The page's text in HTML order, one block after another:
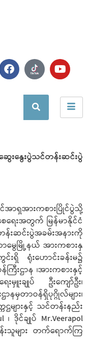
းနွေးပွဲသင်တန်းဆင်းပွဲ
အာရှအားကစားပြိုင်ပွဲသို့
ေရေးအတွက် မြန်မာနိုင်ငံ
းဆင်းပွဲအခမ်းအနားကို
ေမြို့နယ် အားကစားနှ
ရှိ ရုံးဟောင်းခန်းမ၌
ြီးဌာန ၊အားကစားနှင့်
းချုပ် ဦးကျော်ဦး၊
ာဝန်ရှိပုဂ္ဂိုလ်များ၊
များနှင့် သင်တန်းနည်း
ဒိုင်ချုပ် Mr.Veerapol
းသူများ တက်ရောက်ကြ